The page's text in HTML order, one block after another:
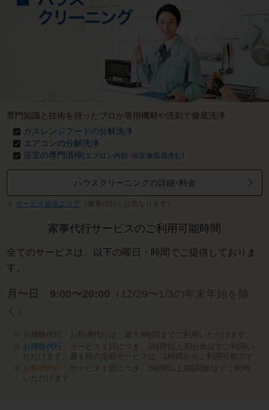
専門知識と技術を持ったプロが専用機材や洗剤で徹底洗浄
ガスレンジフードの分解洗浄
エアコンの分解洗浄
浴室の専門清掃(エプロン内部･浴室換気扇含む)
ハウスクリーニングの詳細･料金
サービス提供エリア （家事代行とは異なります）
家事代行サービスのご利用可能時間
全てのサービスは、以下の曜日・時間でご提供しておりま
す。
月〜日 9:00〜20:00 （12/29〜1/3の年末年始を除
く）
お掃除代行・お料理代行は、最大4時間までご利用いただけます
お掃除代行 ：サービス１回につき、2時間以上30分単位でご利用い
ただけます。週１回の定期サービスは、1時間からご利用可能です
お料理代行 ：サービス１回につき、3時間以上1時間単位でご利用
いただけます